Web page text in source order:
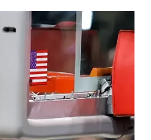
תקנון פעילות ספורט 1
רשיון להקרנה פומבית
הצטרפות לחבילת
לוח דרושים – ג'ובנט